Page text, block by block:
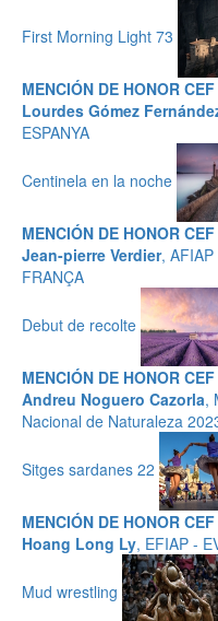
First Morning Light 73
MENCIÓN DE HONOR
Lourdes Gómez
ESPANYA
Centinela en la noche
MENCIÓN DE HONOR CEF
Jean-pierre Verdier, AFIAP
FRANÇA
Debut de recolte
MENCIÓN DE HONOR CEF
Andreu Noguero Cazorla,
Nacional de Naturaleza
Sitges sardanes 22
MENCIÓN DE HONOR CEF
Hoang Long Ly, EFIAP -
Mud wrestling